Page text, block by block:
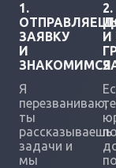
1.
ЗАЯВКУ
И
ЗНАКОМИМСЯ
Я
перезваниваю,
ты
рассказываешь
задачи и
мы
2.
И